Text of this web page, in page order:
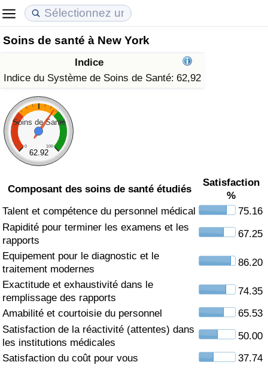
Soins de santé à New York
Indice
Indice du Système de Soins de Santé: 62,92
Soins de Santé
0 100
62.92
Composant des soins de santé étudiés
Satisfaction
%
Talent et compétence du personnel médical
75.16
Rapidité pour terminer les examens et les
rapports
67.25
Equipement pour le diagnostic et le
traitement modernes
86.20
Exactitude et exhaustivité dans le
remplissage des rapports
74.35
Amabilité et courtoisie du personnel
65.53
Satisfaction de la réactivité (attentes) dans
les institutions médicales
50.00
Satisfaction du coût pour vous
37.74
Coût de la vie
Indice du Coût de la Vie (Actuel)
Indice du Coût de la Vie
Indice du coût de la vie par pays
à Akaba
Prix de l'immobilier
Indice des Prix de l'immobilier (Actuel)
Indice des Prix de l'immobilier
Indice des Prix de l'immobilier par Pays
Qualité de Vie
Indice de Qualité de Vie
Indice de Qualité de Vie (Actuel)
Indice de qualité de vie par pays
Criminalité
Indice de Criminalité (Actuel)
Indice de Criminalité
Indice de criminalité par pays
Soins de santé
Indice des soins de santé (Actuel)
Indice des soins de santé